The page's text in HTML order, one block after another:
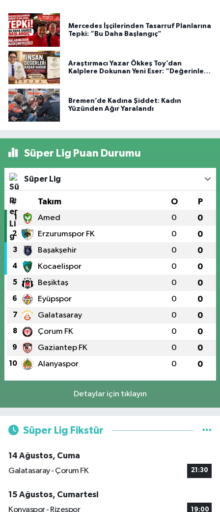
Mercedes İşçilerinden Tasarruf Planlarına
Tepki: “Bu Daha Başlangıç”
Araştırmacı Yazar Ökkeş Toy’dan
Kalplere Dokunan Yeni Eser: “Değerinle
Bremen’de Kadına Şiddet: Kadın
Yüzünden Ağır Yaralandı
Süper Lig Puan Durumu
Süper Lig
# Takım O P
1 Amed 0 0
2 Erzurumspor FK 0 0
3 Başakşehir 0 0
4 Kocaelispor 0 0
5 Beşiktaş 0 0
6 Eyüpspor 0 0
7 Galatasaray 0 0
8 Çorum FK 0 0
9 Gaziantep FK 0 0
10 Alanyaspor 0 0
Detaylar için tıklayın
Süper Lig Fikstür
14 Ağustos, Cuma
Galatasaray - Çorum FK
21:30
15 Ağustos, Cumartesi
Konyaspor - Rizespor
19:00